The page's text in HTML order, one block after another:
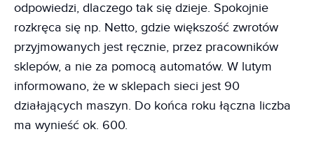
odpowiedzi, dlaczego tak się dzieje. Spokojnie
rozkręca się np. Netto, gdzie większość zwrotów
przyjmowanych jest ręcznie, przez pracowników
sklepów, a nie za pomocą automatów. W lutym
informowano, że w sklepach sieci jest 90
działających maszyn. Do końca roku łączna liczba
ma wynieść ok. 600.